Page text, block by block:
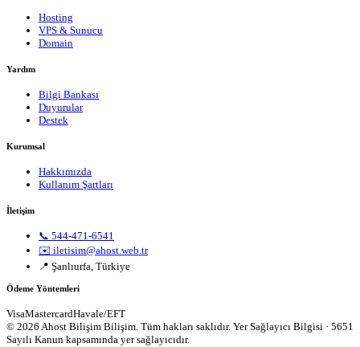
Hosting
VPS & Sunucu
Domain
Yardım
Bilgi Bankası
Duyurular
Destek
Kurumsal
Hakkımızda
Kullanım Şartları
İletişim
📞 544-471-6541
✉️ iletisim@ahost.web.tr
📍 Şanlıurfa, Türkiye
Ödeme Yöntemleri
VisaMastercardHavale/EFT
© 2026 Ahost Bilişim Bilişim. Tüm hakları saklıdır. Yer Sağlayıcı Bilgisi · 5651
Sayılı Kanun kapsamında yer sağlayıcıdır.